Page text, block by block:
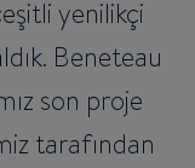
yenilikçi
Beneteau
son proje
tarafından